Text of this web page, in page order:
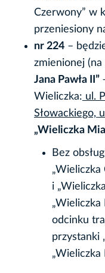
Czerwony” w
przeniesiony
nr 224 –
zmienionej
Jana Pawła II”
Wieliczka: ul.
Słowackiego,
„Wieliczka
Bez
„Wieliczka
i
„Wieliczka
odcinku
przystanki
„Wieliczka